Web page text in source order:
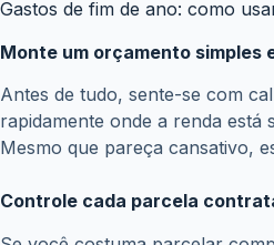
Gastos de fim de ano: como
Monte um orçamento simples
Antes de tudo, sente-se com
rapidamente onde a renda está
Mesmo que pareça cansativo,
Controle cada parcela